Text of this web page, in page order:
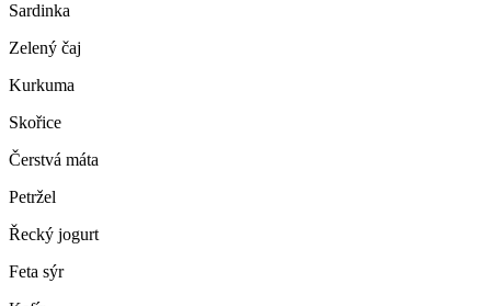
Sardinka
Zelený čaj
Kurkuma
Skořice
Čerstvá máta
Petržel
Řecký jogurt
Feta sýr